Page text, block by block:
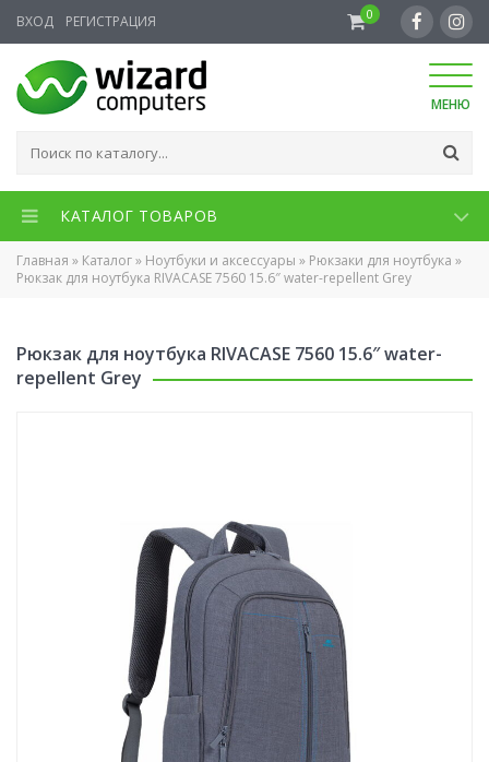
ВХОД РЕГИСТРАЦИЯ 0
МЕНЮ
КАТАЛОГ ТОВАРОВ
Главная » Каталог» Ноутбуки и аксессуары » Рюкзаки для ноутбука »
Рюкзак для ноутбука RIVACASE 7560 15.6″ water-repellent Grey
Рюкзак для ноутбука RIVACASE 7560 15.6″ water-
repellent Grey